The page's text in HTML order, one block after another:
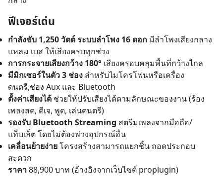
ฟีเจอร์เด่น
กำลังขับ 1,250 วัตต์ ระบบลำโพง 16 ดอก มีลำโพงเสียงกลาง
แหลม เบส ให้เสียงครบทุกช่วง
การกระจายเสียงกว้าง 180° เสียงครอบคลุมพื้นที่กว้างไกล
มีมิกเซอร์ในตัว 3 ช่อง สำหรับไมโครโฟนหรือเครื่อง
ดนตรี,ช่อง Aux และ Bluetooth
ตั้งค่าเสียงได้ ช่วยให้ปรับเสียงได้ตามลักษณะของงาน (ร้อง
เพลงสด, ดีเจ, พูด, เล่นดนตรี)
รองรับ Bluetooth Streaming สตรีมเพลงจากมือถือ/
แท็บเล็ต โดยไม่ต้องพ่วงอุปกรณ์อื่น
เคลื่อนย้ายง่ายโครงสร้างสามารถแยกชิ้น ถอดประกอบ
สะดวก
ราคา88,900 บาท (อ้างอิงจากเว็บไซต์ proplugin)